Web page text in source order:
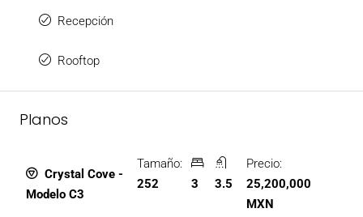
Recepción
Rooftop
Planos
Crystal Cove -
Modelo C3
Tamaño:
252
3 3.5
Precio:
25,200,000
MXN